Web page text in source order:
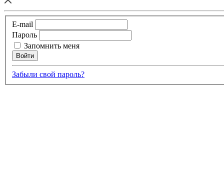
E-mail
Пароль
Запомнить меня
Забыли свой пароль?